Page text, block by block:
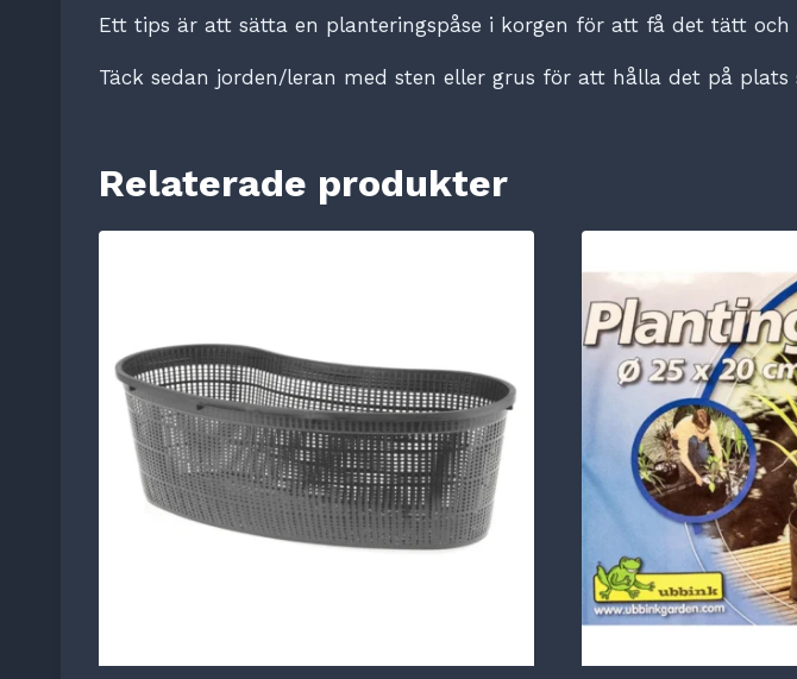
Ett tips är att sätta en planteringspåse i korgen för att få det tätt och
Täck sedan jorden/leran med sten eller grus för att hålla det på
Relaterade produkter